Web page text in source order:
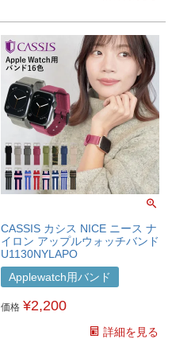
CASSIS カシス NICE ニース ナ
イロン アップルウォッチバンド
U1130NYLAPO
Applewatch用バンド
価格 ¥2,200
詳細を見る